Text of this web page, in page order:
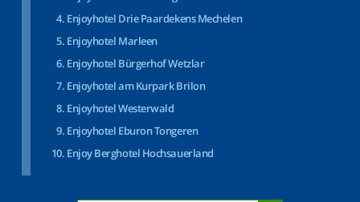
Enjoyhotel Drie Paardekens Mechelen
Enjoyhotel Marleen
Enjoyhotel Bürgerhof Wetzlar
Enjoyhotel am Kurpark Brilon
Enjoyhotel Westerwald
Enjoyhotel Eburon Tongeren
Enjoy Berghotel Hochsauerland